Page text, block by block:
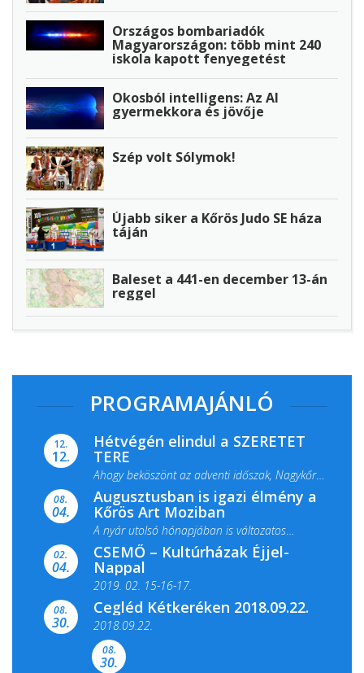
Országos bombariadók
Magyarországon: több mint 240
iskola kapott fenyegetést
Okosból intelligens: Az AI
gyermekkora és jövője
Szép volt Sólymok!
Újabb siker a Kőrös Judo SE háza
táján
Baleset a 441-en december 13-án
reggel
PROGRAMAJÁNLÓ
12.
12.
Hétvégén elindul a SZERETET
TERE
Ahogy beköszönt az adventi időszak, Nagykőrös
ismét megtelik ünnepi fénnyel és közös...
08.
04.
Augusztusban is igazi élmény a
Kőrös Art Moziban
A nyár utolsó hónapjában is változatos
filmkínálattal, családi...
02.
04.
CSEMŐ – Kultúrházak Éjjel-
Nappal
2019. 02. 15-16-17.
Színes és tartalmas programokkal várja a
Csemői Községi Könyvtár és...
08.
30.
Cegléd Kétkeréken 2018.09.22.
2018.09.22.
08.
30.